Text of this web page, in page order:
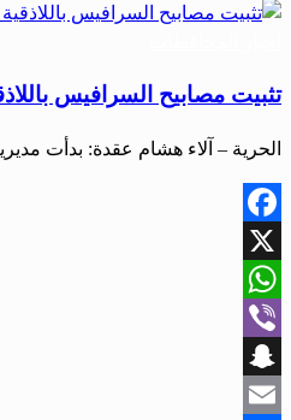
تثبيت مصابيح السرافيس
الحرية – آلاء هشام عقدة: بدأت
Facebook
X
WhatsApp
Viber
Snapchat